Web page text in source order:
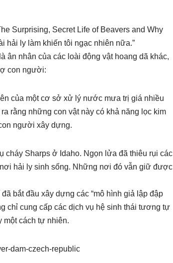
Surprising, Secret Life of Beavers and Why
hải ly làm khiến tôi ngạc nhiên nữa.”
ân nhân của các loài động vật hoang dã khác,
con người:
của một cơ sở xử lý nước mưa trị giá nhiều
rằng những con vật này có khả năng lọc kim
người xây dựng.
cháy Sharps ở Idaho. Ngọn lửa đã thiêu rụi các
hải ly sinh sống. Những nơi đó vẫn giữ được
bắt đầu xây dựng các “mô hình giả lập đập
chỉ cung cấp các dịch vụ hệ sinh thái tương tự
một cách tự nhiên.
dam-czech-republic